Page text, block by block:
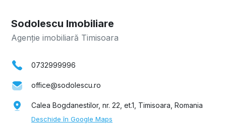
Sodolescu Imobiliare
Agenție imobiliară Timisoara
0732999996
office@sodolescu.ro
Calea Bogdanestilor, nr. 22, et.1, Timisoara, Romania
Deschide în Google Maps